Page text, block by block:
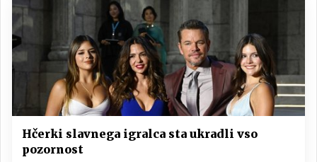
Hčerki slavnega igralca sta ukradli vso
pozornost